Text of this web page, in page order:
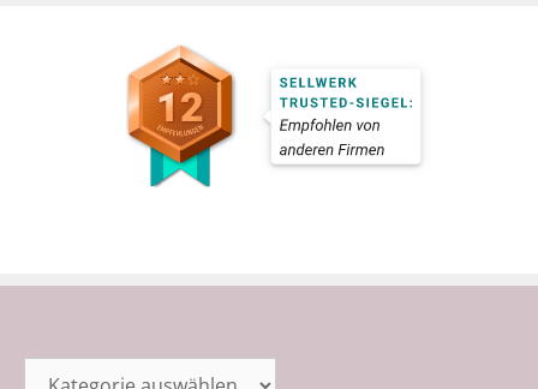
Kategorien